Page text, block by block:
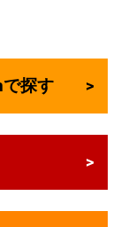
探す